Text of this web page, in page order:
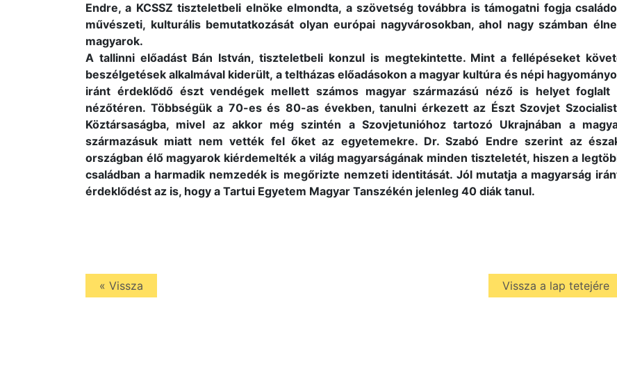
Endre, a KCSSZ tiszteletbeli elnöke elmondta, a szövetség továbbra is támogatni fogja
művészeti, kulturális bemutatkozását olyan európai nagyvárosokban, ahol nagy számban
magyarok.
A tallinni előadást Bán István, tiszteletbeli konzul is megtekintette. Mint a fellépéseket
beszélgetések alkalmával kiderült, a teltházas előadásokon a magyar kultúra és népi
iránt érdeklődő észt vendégek mellett számos magyar származású néző is helyet foglalt
nézőtéren. Többségük a 70-es és 80-as években, tanulni érkezett az Észt Szovjet
Köztársaságba, mivel az akkor még szintén a Szovjetunióhoz tartozó Ukrajnában a
származásuk miatt nem vették fel őket az egyetemekre. Dr. Szabó Endre szerint az
országban élő magyarok kiérdemelték a világ magyarságának minden tiszteletét, hiszen a
családban a harmadik nemzedék is megőrizte nemzeti identitását. Jól mutatja a magyarság
érdeklődést az is, hogy a Tartui Egyetem Magyar Tanszékén jelenleg 40 diák tanul.
« Vissza Vissza a lap tetejére